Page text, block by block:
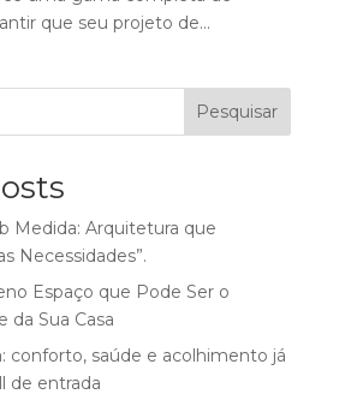
que seu projeto de...
Pesquisar
Medida: Arquitetura que
Necessidades”.
Espaço que Pode Ser o
da Sua Casa
conforto, saúde e acolhimento já
de entrada